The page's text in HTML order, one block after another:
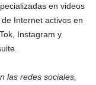
en videos
Internet activos en
Instagram y
las redes sociales,